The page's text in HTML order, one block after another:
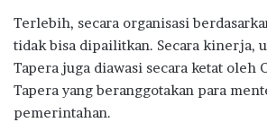
Terlebih, secara organisasi
tidak bisa dipailitkan. Secara kinerja,
Tapera juga diawasi secara ketat oleh
Tapera yang beranggotakan para
pemerintahan.